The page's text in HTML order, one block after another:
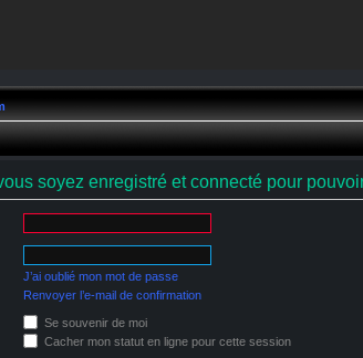
soyez enregistré et connecté pour
J’ai oublié mon mot de passe
Renvoyer l’e-mail de confirmation
Se souvenir de moi
Cacher mon statut en ligne pour cette session